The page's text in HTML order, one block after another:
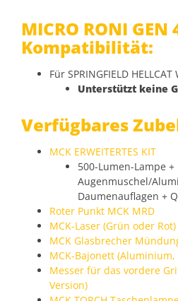
MICRO RONI GEN
Kompatibilität:
Für SPRINGFIELD
Unterstützt keine
Verfügbares
MCK ERWEITERTES KIT
500-Lumen-Lampe +
Augenmuschel/
Daumenauflagen +
Roter Punkt MCK MRD
MCK-Laser (Grün oder Rot)
MCK Glasbrecher
MCK-Bajonett (Aluminium,
Messer für das vordere
Version)